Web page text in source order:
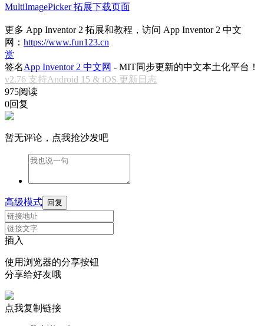
MultiImagePicker 拓展下载页面
更多 App Inventor 2 拓展和教程，访问 App Inventor 2 中文
网： https://www.fun123.cn
赏
签名App Inventor 2 中文网 - MIT同步更新的中文本土化平台！
v2.76 支持Android 15 & iOS 更新日志
975阅读
0回复
暂无评论，点我抢沙发吧
高级模式 回复
插入
使用浏览器的分享按钮
分享给好友哦
点我复制链接